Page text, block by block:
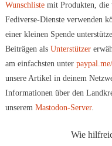
Wunschlistemit Produkten, die
Fediverse-Dienste verwenden
einer kleinen Spende
Beiträgen als Unterstützer
am einfachsten unter
unsere Artikel in deinem
Informationen über den
unserem Mastodon-Server.
Wie